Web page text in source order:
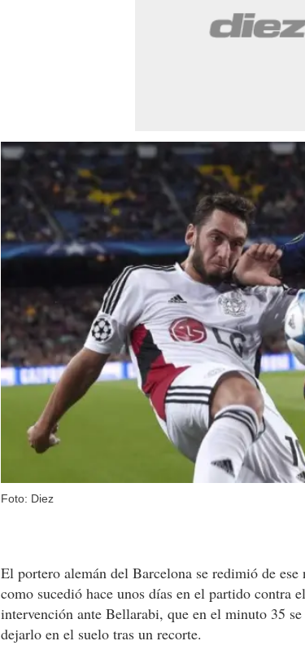
Foto: Diez
El portero alemán del Barcelona se redimió de
como sucedió hace unos días en el partido contra
intervención ante Bellarabi, que en el minuto 35
dejarlo en el suelo tras un recorte.